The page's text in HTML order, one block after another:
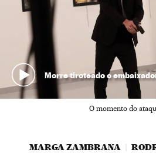
Morre tiroteado o
O momento do
MARGA ZAMBRANA